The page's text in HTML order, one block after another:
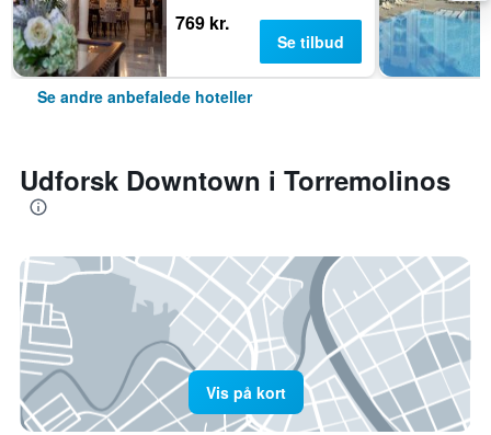
769 kr.
Se tilbud
Se andre anbefalede hoteller
Udforsk Downtown i Torremolinos
Vis på kort